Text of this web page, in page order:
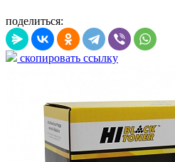
поделиться:
скопировать ссылку